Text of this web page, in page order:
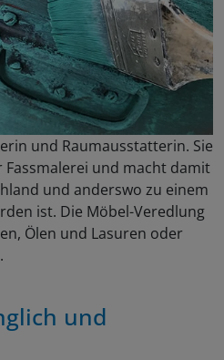
und Raumausstatterin. Sie
und macht damit
und anderswo zu einem
ist. Die Möbel-Veredlung
Ölen und Lasuren oder
und